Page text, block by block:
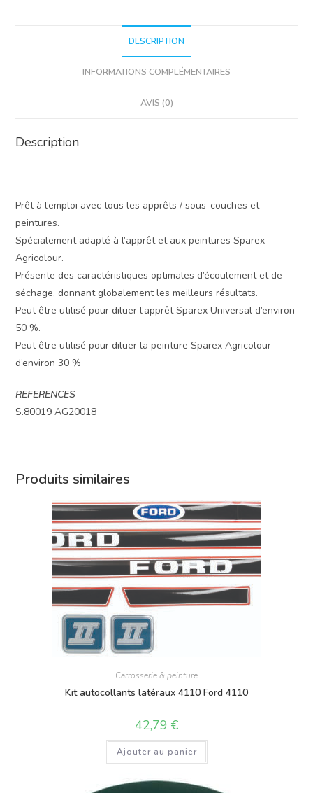
DESCRIPTION
INFORMATIONS COMPLÉMENTAIRES
AVIS (0)
Description
Prêt à l’emploi avec tous les apprêts / sous-couches et
peintures.
Spécialement adapté à l’apprêt et aux peintures Sparex
Agricolour.
Présente des caractéristiques optimales d’écoulement et de
séchage, donnant globalement les meilleurs résultats.
Peut être utilisé pour diluer l’apprêt Sparex Universal d’environ
50 %.
Peut être utilisé pour diluer la peinture Sparex Agricolour
d’environ 30 %
REFERENCES
S.80019 AG20018
Produits similaires
Carrosserie & peinture
Kit autocollants latéraux 4110 Ford 4110
42,79 €
Ajouter au panier